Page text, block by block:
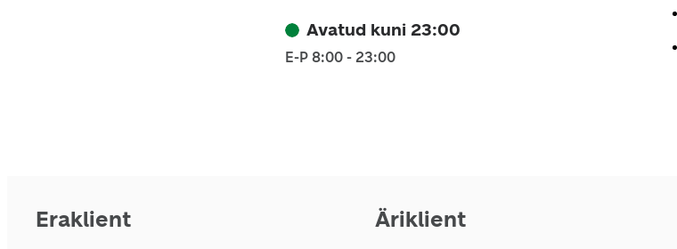
Avatud kuni 23:00
E-P 8:00 - 23:00
Eraklient Äriklient